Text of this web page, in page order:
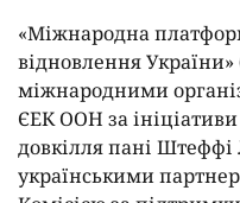
«Міжнародна
відновлення
міжнародними
ЄЕК ООН за
довкілля пані Штеффі
українськими